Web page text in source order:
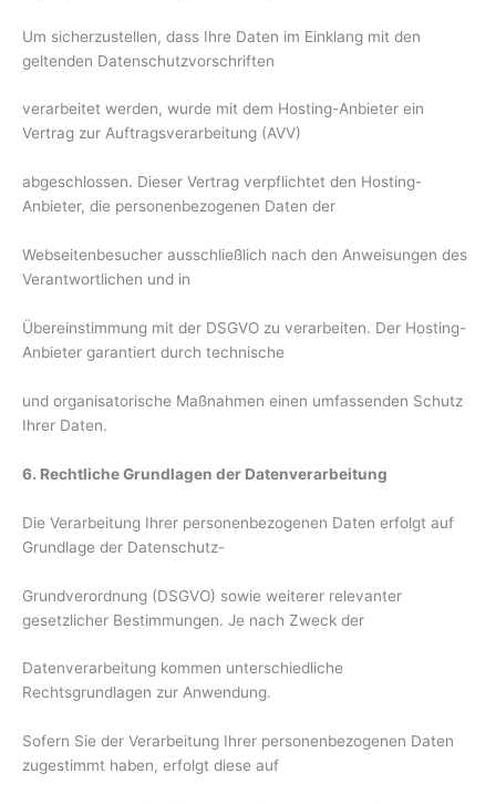
Um sicherzustellen, dass Ihre Daten im Einklang mit den
geltenden Datenschutzvorschriften
verarbeitet werden, wurde mit dem Hosting-Anbieter ein
Vertrag zur Auftragsverarbeitung (AVV)
abgeschlossen. Dieser Vertrag verpflichtet den Hosting-
Anbieter, die personenbezogenen Daten der
Webseitenbesucher ausschließlich nach den Anweisungen des
Verantwortlichen und in
Übereinstimmung mit der DSGVO zu verarbeiten. Der Hosting-
Anbieter garantiert durch technische
und organisatorische Maßnahmen einen umfassenden Schutz
Ihrer Daten.
6. Rechtliche Grundlagen der Datenverarbeitung
Die Verarbeitung Ihrer personenbezogenen Daten erfolgt auf
Grundlage der Datenschutz-
Grundverordnung (DSGVO) sowie weiterer relevanter
gesetzlicher Bestimmungen. Je nach Zweck der
Datenverarbeitung kommen unterschiedliche
Rechtsgrundlagen zur Anwendung.
Sofern Sie der Verarbeitung Ihrer personenbezogenen Daten
zugestimmt haben, erfolgt diese auf